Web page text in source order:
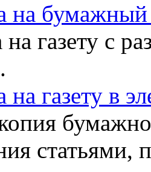
на бумажный
на газету с
на газету в
статьями,